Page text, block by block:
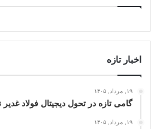
اخبار تازه
۱۹, مرداد, ۱۴۰۵
گامی تازه در تحول دیجیتال فولاد غدیر
۱۹, مرداد, ۱۴۰۵